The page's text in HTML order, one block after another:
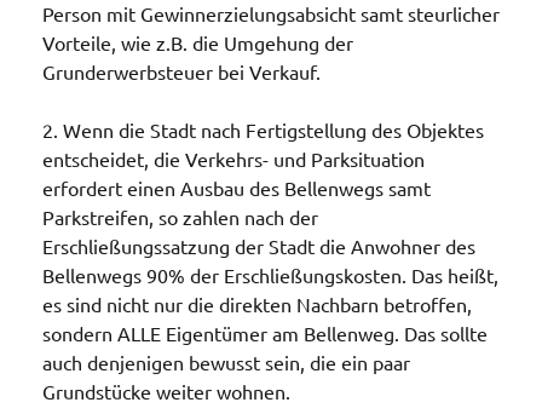
Person mit Gewinnerzielungsabsicht samt steurlicher
Vorteile, wie z.B. die Umgehung der
Grunderwerbsteuer bei Verkauf.
2. Wenn die Stadt nach Fertigstellung des Objektes
entscheidet, die Verkehrs- und Parksituation
erfordert einen Ausbau des Bellenwegs samt
Parkstreifen, so zahlen nach der
Erschließungssatzung der Stadt die Anwohner des
Bellenwegs 90% der Erschließungskosten. Das heißt,
es sind nicht nur die direkten Nachbarn betroffen,
sondern ALLE Eigentümer am Bellenweg. Das sollte
auch denjenigen bewusst sein, die ein paar
Grundstücke weiter wohnen.